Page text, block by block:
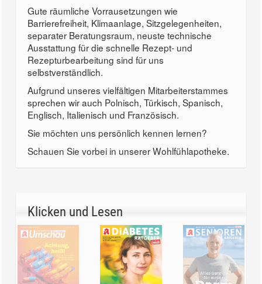
Gute räumliche Vorrausetzungen wie
Barrierefreiheit, Klimaanlage, Sitzgelegenheiten,
separater Beratungsraum, neuste technische
Ausstattung für die schnelle Rezept- und
Rezepturbearbeitung sind für uns
selbstverständlich.
Aufgrund unseres vielfältigen Mitarbeiterstammes
sprechen wir auch Polnisch, Türkisch, Spanisch,
Englisch, Italienisch und Französisch.
Sie möchten uns persönlich kennen lernen?
Schauen Sie vorbei in unserer Wohlfühlapotheke.
Klicken und Lesen